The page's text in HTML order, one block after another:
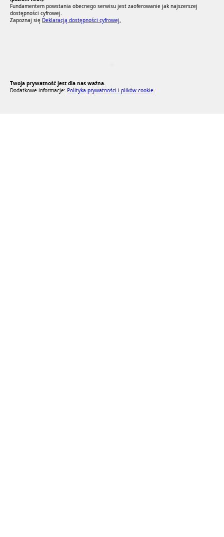
Fundamentem powstania obecnego serwisu jest zaoferowanie jak najszerszej
dostępności cyfrowej.
Zapoznaj się Deklaracją dostępności cyfrowej.
Twoja prywatność jest dla nas ważna.
Dodatkowe informacje: Polityka prywatności i plików cookie.